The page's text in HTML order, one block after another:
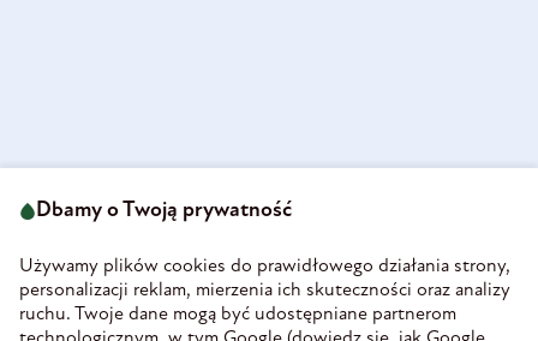
58-160 Świebodzice
REGON 890213034
INFORMACJE
Dbamy o Twoją prywatność
Używamy plików cookies do prawidłowego działania strony,
personalizacji reklam, mierzenia ich skuteczności oraz analizy
ruchu. Twoje dane mogą być udostępniane partnerom